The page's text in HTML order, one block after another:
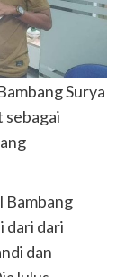
Surya
Bambang
dari dari
dan